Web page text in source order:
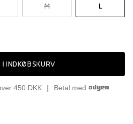
M L
INDKØBSKURV
450 DKK Betal med